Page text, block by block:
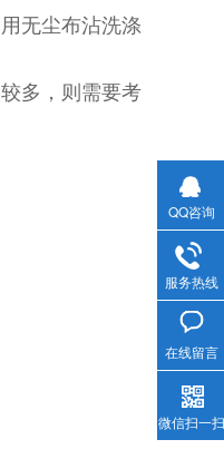
无尘布沾洗涤
多，则需要考
QQ咨询
服务热线
在线留言
微信扫一扫